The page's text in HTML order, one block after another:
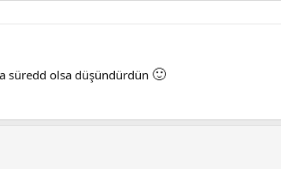
süredd olsa düşündürdün 🙂